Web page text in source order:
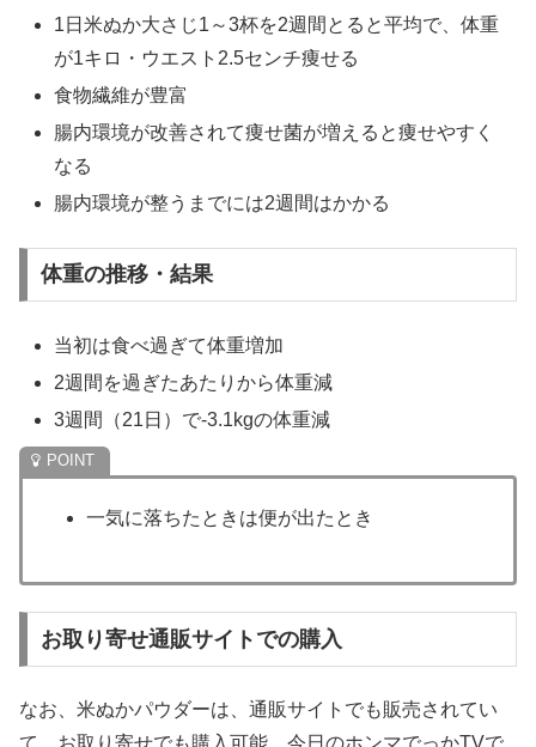
1日米ぬか大さじ1～3杯を2週間とると平均で、体重
が1キロ・ウエスト2.5センチ痩せる
食物繊維が豊富
腸内環境が改善されて痩せ菌が増えると痩せやすく
なる
腸内環境が整うまでには2週間はかかる
体重の推移・結果
当初は食べ過ぎて体重増加
2週間を過ぎたあたりから体重減
3週間（21日）で-3.1kgの体重減
一気に落ちたときは便が出たとき
お取り寄せ通販サイトでの購入
なお、米ぬかパウダーは、通販サイトでも販売されてい